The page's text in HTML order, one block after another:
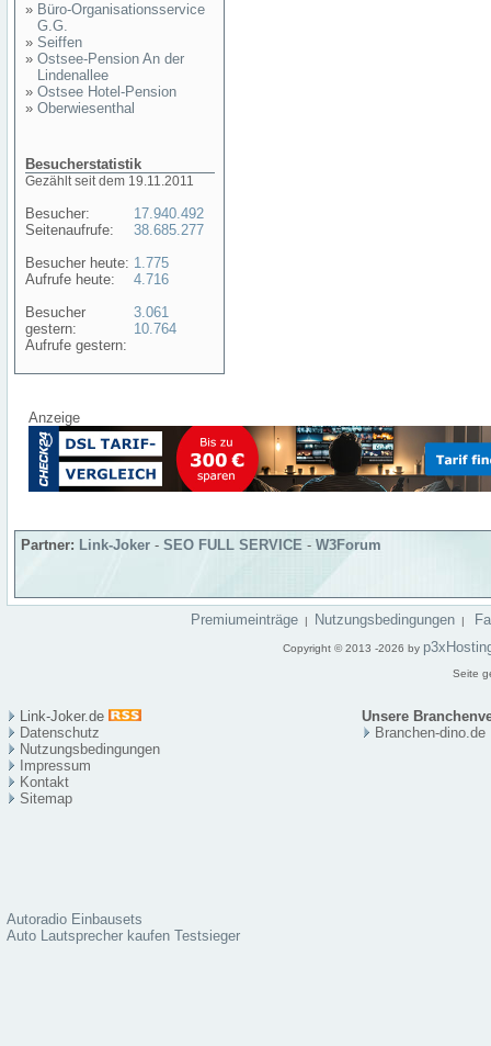
» Büro-Organisationsservice
G.G.
» Seiffen
» Ostsee-Pension An der
Lindenallee
» Ostsee Hotel-Pension
» Oberwiesenthal
Besucherstatistik
Gezählt seit dem 19.11.2011
Besucher:
Seitenaufrufe:
Besucher heute:
Aufrufe heute:
Besucher
gestern:
Aufrufe gestern:
17.940.492
38.685.277
1.775
4.716
3.061
10.764
Anzeige
Partner: Link-Joker - SEO FULL SERVICE - W3Forum
Premiumeinträge | Nutzungsbedingungen |
Copyright © 2013 -2026 by
Seite
Link-Joker.de
Unsere
Datenschutz
Nutzungsbedingungen
Impressum
Kontakt
Sitemap
Branchen-dino.de
Autoradio Einbausets
Auto Lautsprecher kaufen Testsieger